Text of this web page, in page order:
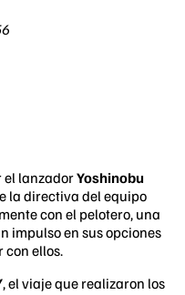
el lanzadorYoshinobu
la directiva del equipo
con el pelotero, una
impulso en sus opciones
ellos.
, el viaje que realizaron los